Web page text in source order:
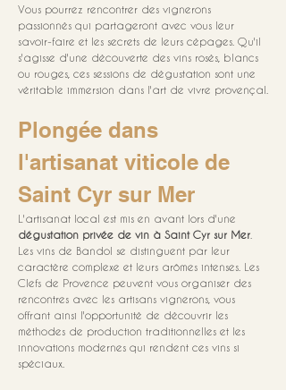
Vous pourrez rencontrer des vignerons
passionnés qui partageront avec vous leur
savoir-faire et les secrets de leurs cépages. Qu'il
s'agisse d'une découverte des vins rosés, blancs
ou rouges, ces sessions de dégustation sont une
véritable immersion dans l'art de vivre provençal.
Plongée dans
l'artisanat viticole de
Saint Cyr sur Mer
L'artisanat local est mis en avant lors d'une
dégustation privée de vin à Saint Cyr sur Mer
Les vins de Bandol se distinguent par leur
caractère complexe et leurs arômes intenses. Les
Clefs de Provence peuvent vous organiser des
rencontres avec les artisans vignerons, vous
offrant ainsi l'opportunité de découvrir les
méthodes de production traditionnelles et les
innovations modernes qui rendent ces vins si
spéciaux.